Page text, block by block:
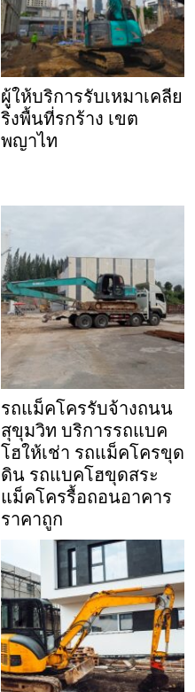
ผู้ให้บริการรับเหมาเคลีย
ริ่งพื้นที่รกร้าง เขต
พญาไท
รถแม็คโครรับจ้างถนน
สุขุมวิท บริการรถแบค
โฮให้เช่า รถแม็คโครขุด
ดิน รถแบคโฮขุดสระ
แม็คโครรื้อถอนอาคาร
ราคาถูก